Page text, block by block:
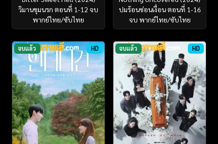
วิมานขุมนรก ตอนที่ 1-12 จบ
พากย์ไทย/ซับไทย
ปมร้อนซ่อนเงื่อน ตอนที่ 1-16
จบ พากย์ไทย/ซับไทย
จบแล้ว HD จบแล้ว HD